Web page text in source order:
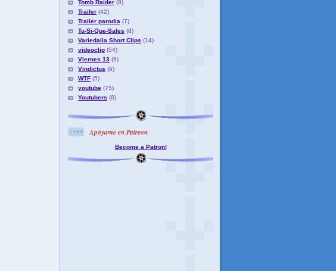
Tomb Raider (8)
Trailer (42)
Trailer parodia (7)
Tu-Si-Que-Sales (8)
Variedalia Short Clips (14)
videoclip (54)
Viernes 13 (9)
Vindictus (6)
WTF (5)
youtube (75)
Youtubers (6)
Apóyame en Patreon
Become a Patron!